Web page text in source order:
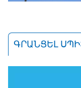
ԳՐԱՆՑԵԼ